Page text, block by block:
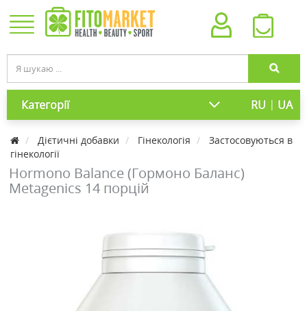
Категорії RU | UA
Дієтичні добавки Гінекологія
Застосовуються в
гінекології
Hormono Balance (Гормоно Баланс)
Metagenics 14 порцій